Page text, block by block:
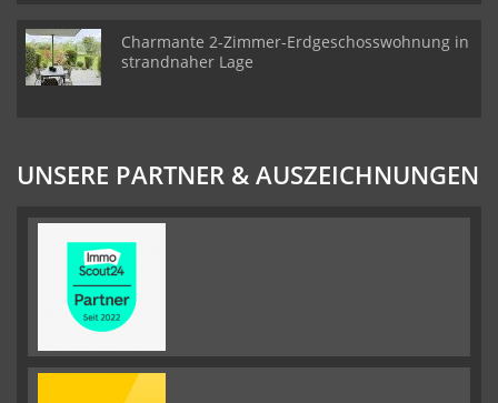
Charmante 2-Zimmer-Erdgeschosswohnung in
strandnaher Lage
UNSERE PARTNER & AUSZEICHNUNGEN